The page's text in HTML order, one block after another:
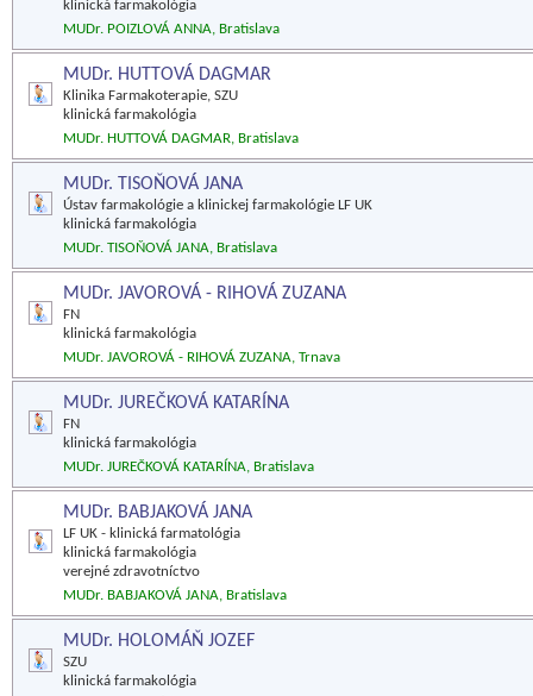
klinická farmakológia
MUDr. POIZLOVÁ ANNA, Bratislava
MUDr. HUTTOVÁ DAGMAR
Klinika Farmakoterapie, SZU
klinická farmakológia
MUDr. HUTTOVÁ DAGMAR, Bratislava
MUDr. TISOŇOVÁ JANA
Ústav farmakológie a klinickej farmakológie LF UK
klinická farmakológia
MUDr. TISOŇOVÁ JANA, Bratislava
MUDr. JAVOROVÁ - RIHOVÁ ZUZANA
FN
klinická farmakológia
MUDr. JAVOROVÁ - RIHOVÁ ZUZANA, Trnava
MUDr. JUREČKOVÁ KATARÍNA
FN
klinická farmakológia
MUDr. JUREČKOVÁ KATARÍNA, Bratislava
MUDr. BABJAKOVÁ JANA
LF UK - klinická farmatológia
klinická farmakológia
verejné zdravotníctvo
MUDr. BABJAKOVÁ JANA, Bratislava
MUDr. HOLOMÁŇ JOZEF
SZU
klinická farmakológia